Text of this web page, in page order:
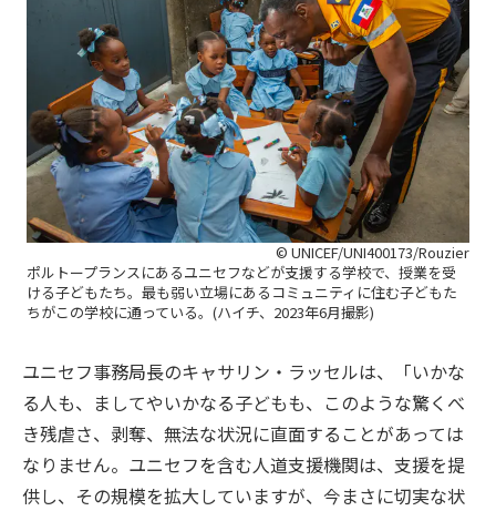
© UNICEF/UNI400173/Rouzier
ポルトープランスにあるユニセフなどが支援する学校で、授業を受
ける子どもたち。最も弱い立場にあるコミュニティに住む子どもた
ちがこの学校に通っている。(ハイチ、2023年6月撮影)
ユニセフ事務局長のキャサリン・ラッセルは、「いかな
る人も、ましてやいかなる子どもも、このような驚くべ
き残虐さ、剥奪、無法な状況に直面することがあっては
なりません。ユニセフを含む人道支援機関は、支援を提
供し、その規模を拡大していますが、今まさに切実な状